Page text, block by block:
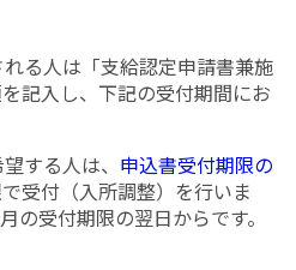
る人は「支給認定申請書兼施
記入し、下記の受付期間にお
する人は、 申込書受付期限の
受付（入所調整）を行いま
の受付期限の翌日からです。